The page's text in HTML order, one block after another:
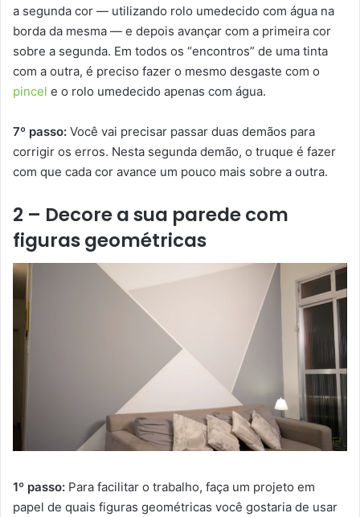
a segunda cor — utilizando rolo umedecido com água na
borda da mesma — e depois avançar com a primeira cor
sobre a segunda. Em todos os “encontros” de uma tinta
com a outra, é preciso fazer o mesmo desgaste com o
pincel e o rolo umedecido apenas com água.
7º passo: Você vai precisar passar duas demãos para
corrigir os erros. Nesta segunda demão, o truque é fazer
com que cada cor avance um pouco mais sobre a outra.
2 – Decore a sua parede com
figuras geométricas
1º passo: Para facilitar o trabalho, faça um projeto em
papel de quais figuras geométricas você gostaria de usar